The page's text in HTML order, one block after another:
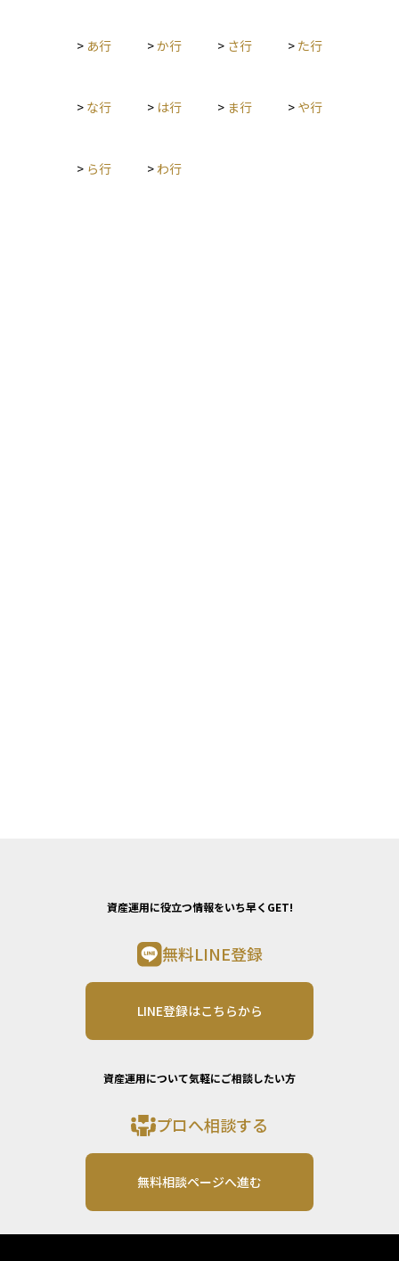
> あ行 >か行 > さ行 > た行
> な行 > は行 > ま行 > や行
> ら行 > わ行
資産運用に役立つ情報をいち早くGET!
無料LINE登録
LINE登録はこちらから
資産運用について気軽にご相談したい方
プロへ相談する
無料相談ページへ進む